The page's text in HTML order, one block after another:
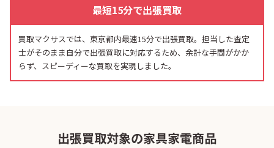
最短15分で出張買取
買取マクサスでは、東京都内最速15分で出張買取。担当した査定
士がそのまま自分で出張買取に対応するため、余計な手間がかか
らず、スピーディーな買取を実現しました。
出張買取対象の家具家電商品